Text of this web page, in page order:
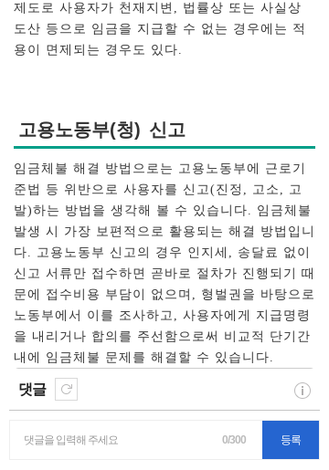
제도로 사용자가 천재지변, 법률상 또는 사실상
도산 등으로 임금을 지급할 수 없는 경우에는 적
용이 면제되는 경우도 있다.
고용노동부(청) 신고
임금체불 해결 방법으로는 고용노동부에 근로기
준법 등 위반으로 사용자를 신고(진정, 고소, 고
발)하는 방법을 생각해 볼 수 있습니다. 임금체불
발생 시 가장 보편적으로 활용되는 해결 방법입니
다. 고용노동부 신고의 경우 인지세, 송달료 없이
신고 서류만 접수하면 곧바로 절차가 진행되기 때
문에 접수비용 부담이 없으며, 형벌권을 바탕으로
노동부에서 이를 조사하고, 사용자에게 지급명령
을 내리거나 합의를 주선함으로써 비교적 단기간
내에 임금체불 문제를 해결할 수 있습니다.
댓글
댓글을 입력해 주세요 0/300 등록